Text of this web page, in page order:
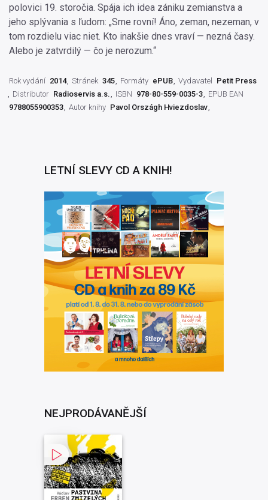
polovici 19. storočia. Spája ich idea zániku zemianstva a
jeho splývania s ľudom: „Sme rovní! Áno, zeman, nezeman, v
tom rozdielu viac niet. Kto inakšie dnes vraví — nezná časy.
Alebo je zatvrdilý — čo je nerozum.“
Rok vydání 2014 Stránek 345 Formáty ePUB Vydavatel
Petit Press
Distributor Radioservis a.s. ISBN 978-80-559-0035-3
EPUB EAN
9788055900353 Autor knihy Pavol Országh Hviezdoslav
LETNÍ SLEVY CD A KNIH!
NEJPRODÁVANĚJŠÍ